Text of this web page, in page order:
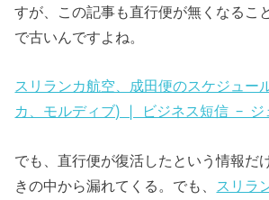
すが、この記事も直行便が無くなるこ
で古いんですよね。
スリランカ航空、成田便のスケジュー
カ、モルディブ) | ビジネス短信 – ジ
でも、直行便が復活したという情報だ
きの中から漏れてくる。でも、 スリラ